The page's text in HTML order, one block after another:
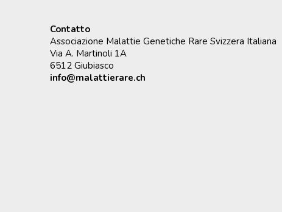
Contatto
Associazione Malattie Genetiche Rare Svizzera Italiana
Via A. Martinoli 1A
6512 Giubiasco
info@malattierare.ch